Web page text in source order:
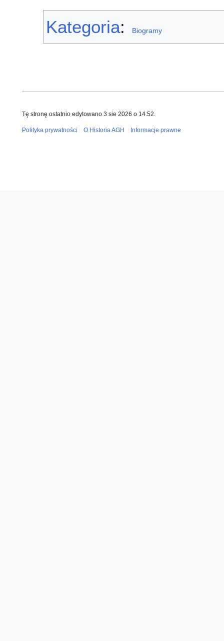
Kategoria: Biogramy
Tę stronę ostatnio edytowano 3 sie 2026 o 14:52.
Polityka prywatności O Historia AGH Informacje prawne